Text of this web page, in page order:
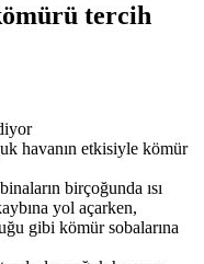
tercih
havanın etkisiyle kömür
birçoğunda ısı
yol açarken,
gibi kömür sobalarına